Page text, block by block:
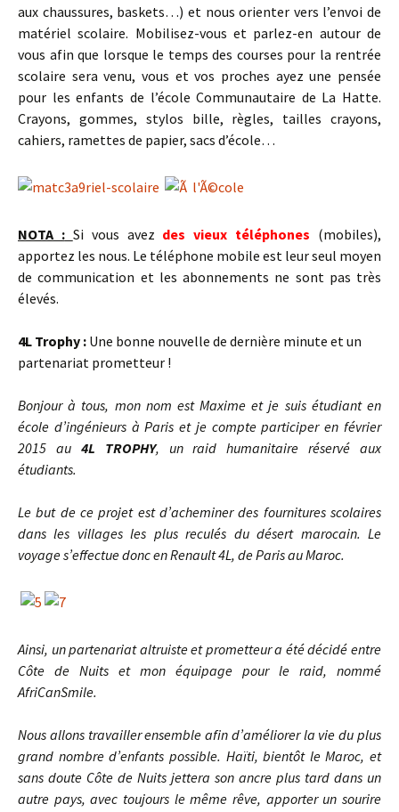
aux chaussures, baskets…) et nous orienter vers l’envoi de
matériel scolaire. Mobilisez-vous et parlez-en autour de
vous afin que lorsque le temps des courses pour la rentrée
scolaire sera venu, vous et vos proches ayez une pensée
pour les enfants de l’école Communautaire de La Hatte.
Crayons, gommes, stylos bille, règles, tailles crayons,
cahiers, ramettes de papier, sacs d’école…
NOTA : Si vous avez des vieux téléphones (mobiles),
apportez les nous. Le téléphone mobile est leur seul moyen
de communication et les abonnements ne sont pas très
élevés.
4L Trophy : Une bonne nouvelle de dernière minute et un
partenariat prometteur !
Bonjour à tous, mon nom est Maxime et je suis étudiant en
école d’ingénieurs à Paris et je compte participer en février
2015 au 4L TROPHY, un raid humanitaire réservé aux
étudiants.
Le but de ce projet est d’acheminer des fournitures scolaires
dans les villages les plus reculés du désert marocain. Le
voyage s’effectue donc en Renault 4L, de Paris au Maroc.
Ainsi, un partenariat altruiste et prometteur a été décidé entre
Côte de Nuits et mon équipage pour le raid, nommé
AfriCanSmile.
Nous allons travailler ensemble afin d’améliorer la vie du plus
grand nombre d’enfants possible. Haïti, bientôt le Maroc, et
sans doute Côte de Nuits jettera son ancre plus tard dans un
autre pays, avec toujours le même rêve, apporter un sourire